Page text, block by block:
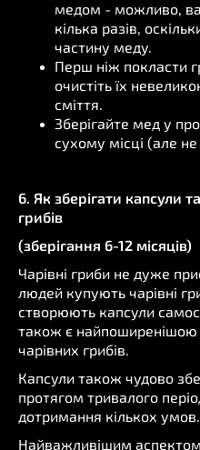
медом - можливо,
кілька разів,
частину меду.
Перш ніж покласти
очистіть їх
сміття.
Зберігайте мед у
сухому місці (але
6. Як зберігати капсули
грибів
(зберігання 6-12 місяців)
Чарівні гриби не дуже
людей купують чарівні
створюють капсули
також є
чарівних грибів.
Капсули також чудово
протягом тривалого
дотримання кількох умов.
Найважливішим аспектом